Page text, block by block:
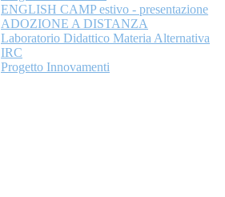
ENGLISH CAMP estivo - presentazione
ADOZIONE A DISTANZA
Laboratorio Didattico Materia Alternativa
IRC
Progetto Innovamenti